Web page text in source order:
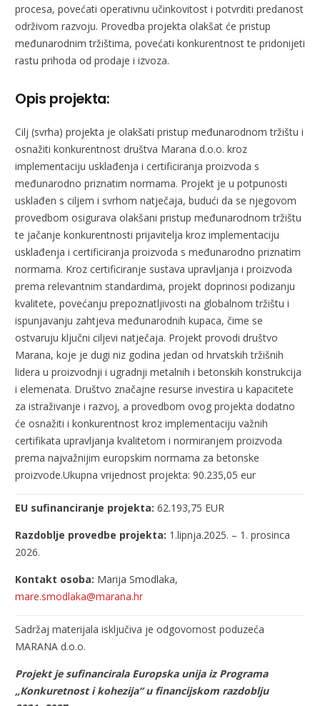
procesa, povećati operativnu učinkovitost i potvrditi predanost
održivom razvoju. Provedba projekta olakšat će pristup
međunarodnim tržištima, povećati konkurentnost te pridonijeti
rastu prihoda od prodaje i izvoza.
Opis projekta:
Cilj (svrha) projekta je olakšati pristup međunarodnom tržištu i
osnažiti konkurentnost društva Marana d.o.o. kroz
implementaciju usklađenja i certificiranja proizvoda s
međunarodno priznatim normama. Projekt je u potpunosti
usklađen s ciljem i svrhom natječaja, budući da se njegovom
provedbom osigurava olakšani pristup međunarodnom tržištu
te jačanje konkurentnosti prijavitelja kroz implementaciju
usklađenja i certificiranja proizvoda s međunarodno priznatim
normama. Kroz certificiranje sustava upravljanja i proizvoda
prema relevantnim standardima, projekt doprinosi podizanju
kvalitete, povećanju prepoznatljivosti na globalnom tržištu i
ispunjavanju zahtjeva međunarodnih kupaca, čime se
ostvaruju ključni ciljevi natječaja. Projekt provodi društvo
Marana, koje je dugi niz godina jedan od hrvatskih tržišnih
lidera u proizvodnji i ugradnji metalnih i betonskih konstrukcija
i elemenata. Društvo značajne resurse investira u kapacitete
za istraživanje i razvoj, a provedbom ovog projekta dodatno
će osnažiti i konkurentnost kroz implementaciju važnih
certifikata upravljanja kvalitetom i normiranjem proizvoda
prema najvažnijim europskim normama za betonske
proizvode.Ukupna vrijednost projekta: 90.235,05 eur
EU sufinanciranje projekta: 62.193,75 EUR
Razdoblje provedbe projekta: 1.lipnja.2025. – 1. prosinca
2026.
Kontakt osoba: Marija Smodlaka,
mare.smodlaka@marana.hr
Sadržaj materijala isključiva je odgovornost poduzeća
MARANA d.o.o.
Projekt je sufinancirala Europska unija iz Programa
„Konkuretnost i kohezija“ u financijskom razdoblju